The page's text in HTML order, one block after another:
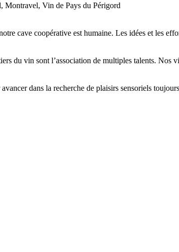
Montravel, Vin de Pays du Périgord
cave coopérative est humaine. Les idées et les
du vin sont l’association de multiples talents. Nos
dans la recherche de plaisirs sensoriels